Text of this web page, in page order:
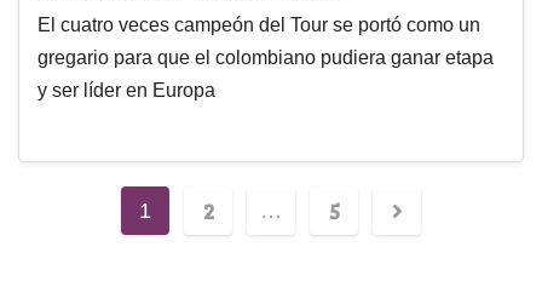
El cuatro veces campeón del Tour se portó como un
gregario para que el colombiano pudiera ganar etapa
y ser líder en Europa
1 2 … 5